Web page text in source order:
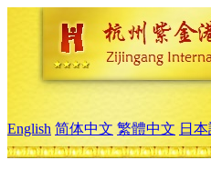
English 简体中文 繁體中文 日